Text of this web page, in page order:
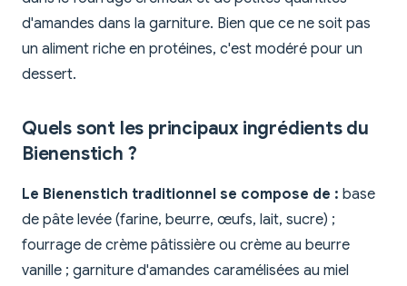
d'amandes dans la garniture. Bien que ce ne soit pas
un aliment riche en protéines, c'est modéré pour un
dessert.
Quels sont les principaux ingrédients du
Bienenstich ?
Le Bienenstich traditionnel se compose de : base
de pâte levée (farine, beurre, œufs, lait, sucre) ;
fourrage de crème pâtissière ou crème au beurre
vanille ; garniture d'amandes caramélisées au miel